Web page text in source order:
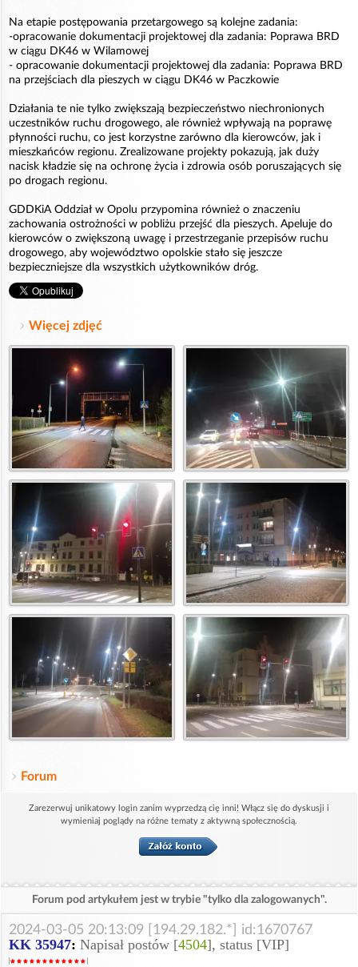
Na etapie postępowania przetargowego są kolejne zadania:
-opracowanie dokumentacji projektowej dla zadania: Poprawa BRD
w ciągu DK46 w Wilamowej
- opracowanie dokumentacji projektowej dla zadania: Poprawa BRD
na przejściach dla pieszych w ciągu DK46 w Paczkowie
Działania te nie tylko zwiększają bezpieczeństwo niechronionych
uczestników ruchu drogowego, ale również wpływają na poprawę
płynności ruchu, co jest korzystne zarówno dla kierowców, jak i
mieszkańców regionu. Zrealizowane projekty pokazują, jak duży
nacisk kładzie się na ochronę życia i zdrowia osób poruszających się
po drogach regionu.
GDDKiA Oddział w Opolu przypomina również o znaczeniu
zachowania ostrożności w pobliżu przejść dla pieszych. Apeluje do
kierowców o zwiększoną uwagę i przestrzeganie przepisów ruchu
drogowego, aby województwo opolskie stało się jeszcze
bezpieczniejsze dla wszystkich użytkowników dróg.
Więcej zdjęć
Forum
Zarezerwuj unikatowy login zanim wyprzedzą cię inni! Włącz się do dyskusji i
wymieniaj poglądy na różne tematy z aktywną społecznością.
Forum pod artykułem jest w trybie "tylko dla zalogowanych".
2024-03-05 20:13:09 [194.29.182.*] id:1670767
KK 35947: Napisał postów [4504], status [VIP]